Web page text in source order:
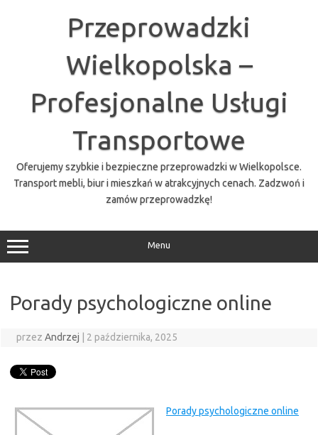
Przeprowadzki
Wielkopolska –
Profesjonalne Usługi
Transportowe
Oferujemy szybkie i bezpieczne przeprowadzki w Wielkopolsce.
Transport mebli, biur i mieszkań w atrakcyjnych cenach. Zadzwoń i
zamów przeprowadzkę!
Menu
Porady psychologiczne online
przez Andrzej 2 października, 2025
Porady psychologiczne online